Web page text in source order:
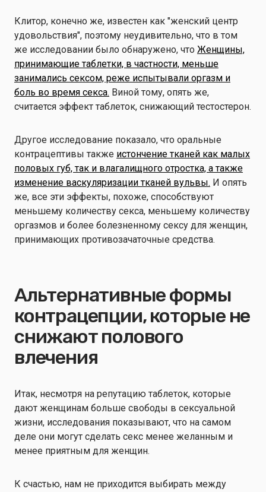
Клитор, конечно же, известен как "женский центр
удовольствия", поэтому неудивительно, что в том
же исследовании было обнаружено, что Женщины,
принимающие таблетки, в частности, меньше
занимались сексом, реже испытывали оргазм и
боль во время секса. Виной тому, опять же,
считается эффект таблеток, снижающий тестостерон.
Другое исследование показало, что оральные
контрацептивы также истончение тканей как малых
половых губ, так и влагалищного отростка, а также
изменение васкуляризации тканей вульвы. И опять
же, все эти эффекты, похоже, способствуют
меньшему количеству секса, меньшему количеству
оргазмов и более болезненному сексу для женщин,
принимающих противозачаточные средства.
Альтернативные формы
контрацепции, которые не
снижают полового
влечения
Итак, несмотря на репутацию таблеток, которые
дают женщинам больше свободы в сексуальной
жизни, исследования показывают, что на самом
деле они могут сделать секс менее желанным и
менее приятным для женщин.
К счастью, нам не приходится выбирать между